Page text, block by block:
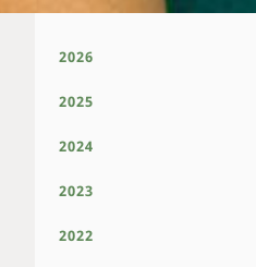
2026
2025
2024
2023
2022